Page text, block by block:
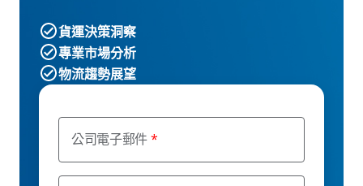
公司電子郵件
貨運決策洞察
專業市場分析
物流趨勢展望